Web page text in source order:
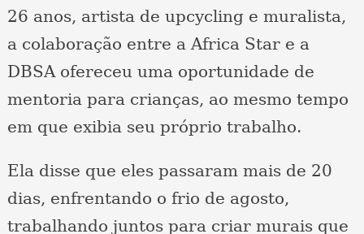
26 anos, artista de upcycling e muralista,
a colaboração entre a Africa Star e a
DBSA ofereceu uma oportunidade de
mentoria para crianças, ao mesmo tempo
em que exibia seu próprio trabalho.
Ela disse que eles passaram mais de 20
dias, enfrentando o frio de agosto,
trabalhando juntos para criar murais que